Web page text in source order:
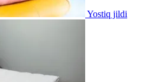
Yostiq jildi